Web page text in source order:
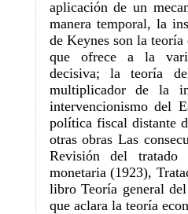
aplicación de un
manera temporal, la
de Keynes son la
que ofrece a la
decisiva; la teoría
multiplicador de la
intervencionismo del
política fiscal distante
otras obras Las
Revisión del
monetaria (1923),
libro Teoría general
que aclara la teoría